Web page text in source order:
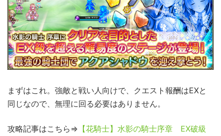
まずはこれ。強敵と戦い人向けで、クエスト報酬はEXと
同じなので、無理に回る必要はありません。
攻略記事はこちら⇒ 【花騎士】水影の騎士序章 EX破級